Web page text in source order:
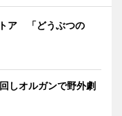
ア 「どうぶつの
しオルガンで野外劇